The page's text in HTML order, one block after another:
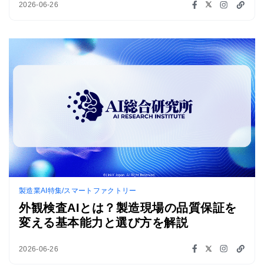
2026-06-26
製造業AI特集/スマートファクトリー
外観検査AIとは？製造現場の品質保証を
変える基本能力と選び方を解説
2026-06-26